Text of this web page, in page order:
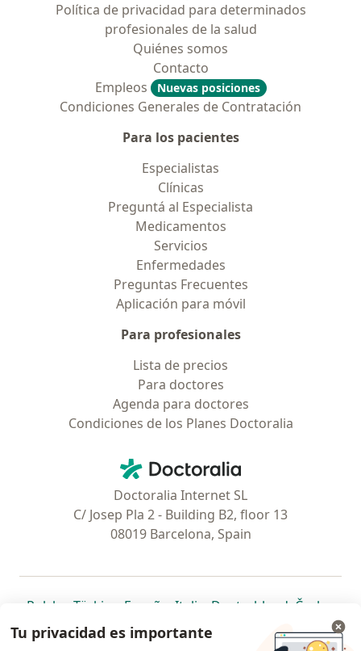
Política de privacidad para determinados
profesionales de la salud
Quiénes somos
Contacto
Empleos
Nuevas posiciones
Condiciones Generales de Contratación
Para los pacientes
Especialistas
Clínicas
Preguntá al Especialista
Medicamentos
Servicios
Enfermedades
Preguntas Frecuentes
Aplicación para móvil
Para profesionales
Lista de precios
Para doctores
Agenda para doctores
Condiciones de los Planes Doctoralia
Doctoralia - Página de inicio
Doctoralia Internet SL
C/ Josep Pla 2 - Building B2, floor 13
08019 Barcelona, Spain
Polska se abre en una nueva pestaña
Türkiye se abre en una nueva pestaña
España se abre en una nueva pestaña
Italia se abre en una nueva
Deutschlandse abre en
Česko
Portugal
se abre en una nueva pestaña
México se abre en una nueva pestaña
Chile se abre en una nueva pestaña
Brasil se abre en una nueva
se abre en
se
se abre en una nueva
Tu privacidad es importante